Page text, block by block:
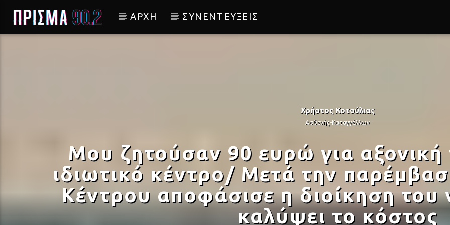
ΑΡΧΗ ΣΥΝΕΝΤΕΥΞΕΙΣ
Χρήστος Κοτούλιας
Ασθενής-Καταγγέλλων
Μου ζητούσαν 90 ευρώ για
ιδιωτικό κέντρο/ Μετά την
Κέντρου αποφάσισε η διοίκηση του
καλύψει το κόστος